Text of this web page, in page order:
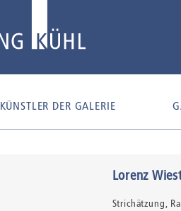
KÜNSTLER DER GALERIE
Lorenz
Strichätzung,